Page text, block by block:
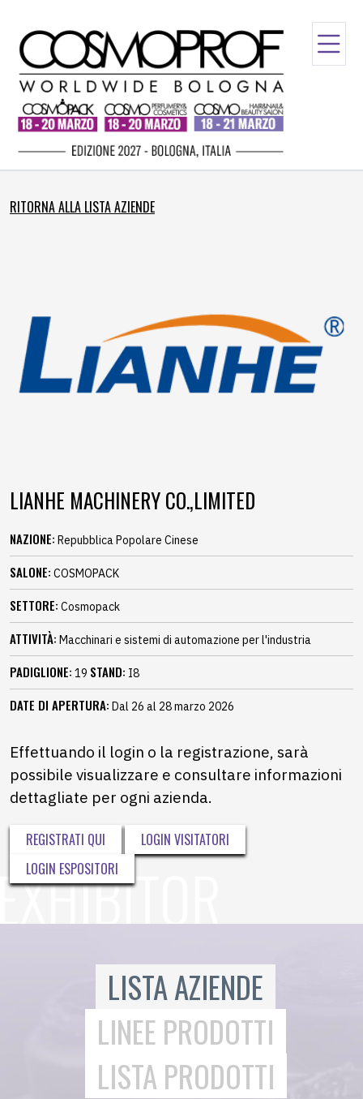
RITORNA ALLA LISTA AZIENDE
LIANHE MACHINERY CO.,LIMITED
NAZIONE: Repubblica Popolare Cinese
SALONE: COSMOPACK
SETTORE: Cosmopack
ATTIVITÀ: Macchinari e sistemi di automazione per l'industria
PADIGLIONE: 19 STAND: I8
DATE DI APERTURA: Dal 26 al 28 marzo 2026
Effettuando il login o la registrazione, sarà
possibile visualizzare e consultare informazioni
dettagliate per ogni azienda.
REGISTRATI QUI
LOGIN VISITATORI
LOGIN ESPOSITORI
LISTA AZIENDE
LINEE PRODOTTI
LISTA PRODOTTI